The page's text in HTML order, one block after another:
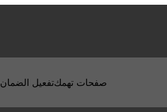
تفعيل الضمانصفحات تهمك